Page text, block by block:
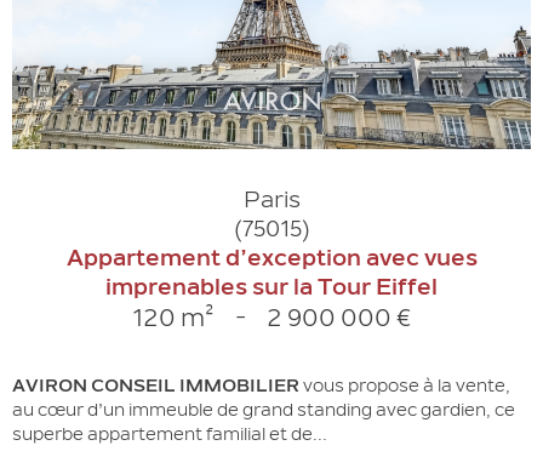
Paris
(75015)
Appartement d’exception avec vues
imprenables sur la Tour Eiffel
120 m² - 2 900 000 €
AVIRON CONSEIL IMMOBILIER vous propose à la vente,
au cœur d’un immeuble de grand standing avec gardien, ce
superbe appartement familial et de...